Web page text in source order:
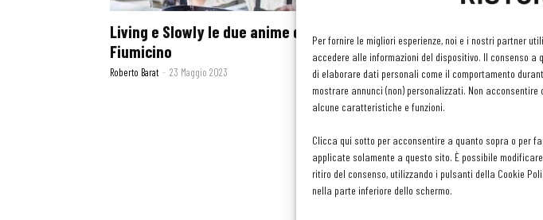
Per fornire le migliori esperienze, noi e i nostri partner
accedere alle informazioni del dispositivo. Il consenso
di elaborare dati personali come il comportamento
mostrare annunci (non) personalizzati. Non
alcune caratteristiche e funzioni.
Clicca qui sotto per acconsentire a quanto sopra o per
applicate solamente a questo sito. È possibile
ritiro del consenso, utilizzando i pulsanti della Cookie
nella parte inferiore dello schermo.
Living e Slowly le due anime del Follis di
Fiumicino
Roberto Barat - 23 Maggio 2023